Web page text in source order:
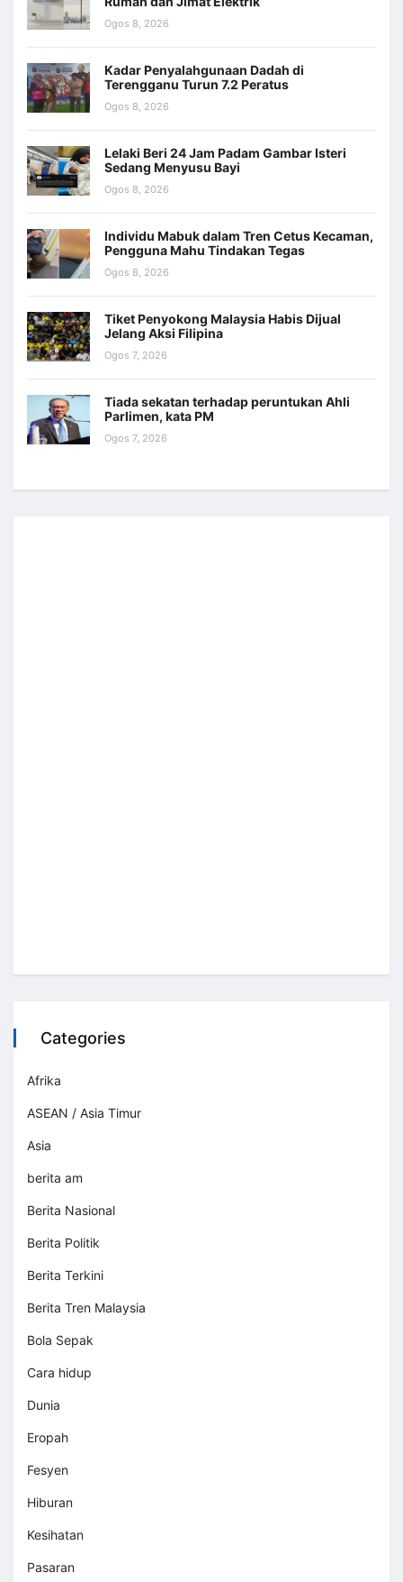
Ogos 8, 2026
Kadar Penyalahgunaan Dadah di
Terengganu Turun 7.2 Peratus
Ogos 8, 2026
Lelaki Beri 24 Jam Padam Gambar Isteri
Sedang Menyusu Bayi
Ogos 8, 2026
Individu Mabuk dalam Tren Cetus Kecaman,
Pengguna Mahu Tindakan Tegas
Ogos 8, 2026
Tiket Penyokong Malaysia Habis Dijual
Jelang Aksi Filipina
Ogos 7, 2026
Tiada sekatan terhadap peruntukan Ahli
Parlimen, kata PM
Ogos 7, 2026
Categories
Afrika
ASEAN / Asia Timur
Asia
berita am
Berita Nasional
Berita Politik
Berita Terkini
Berita Tren Malaysia
Bola Sepak
Cara hidup
Dunia
Eropah
Fesyen
Hiburan
Kesihatan
Pasaran